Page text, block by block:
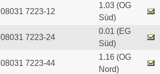
08031 7223-12
1.03 (OG
Süd)
08031 7223-24
0.01 (EG
Süd)
08031 7223-44
1.16 (OG
Nord)